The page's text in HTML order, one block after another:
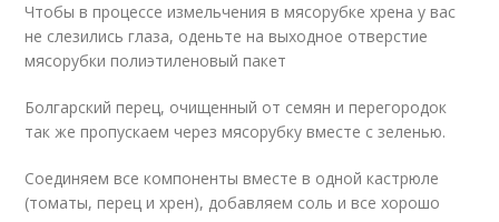
Чтобы в процессе измельчения в мясорубке хрена у вас
не слезились глаза, оденьте на выходное отверстие
мясорубки полиэтиленовый пакет
Болгарский перец, очищенный от семян и перегородок
так же пропускаем через мясорубку вместе с зеленью.
Соединяем все компоненты вместе в одной кастрюле
(томаты, перец и хрен), добавляем соль и все хорошо